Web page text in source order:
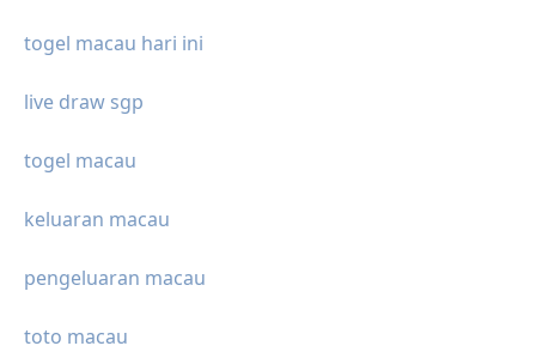
togel macau hari ini
live draw sgp
togel macau
keluaran macau
pengeluaran macau
toto macau